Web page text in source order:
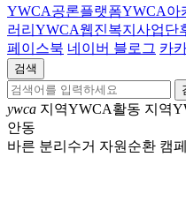
YWCA공론플랫폼YWCA아
러리 YWCA웹진복지사업단
페이스북 네이버 블로그 카
검색
ywca 지역YWCA활동 지역
안동
바른 분리수거 자원순환 캠